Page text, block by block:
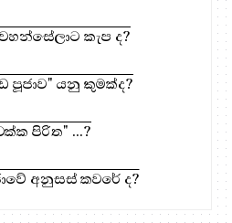
කැප ද?
පූජාව" යනු කුමක්ද?
පිරිත" ...?
අනුසස් කවරේ ද?